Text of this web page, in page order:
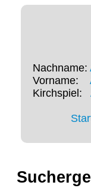
Nachname:
Vorname:
Kirchspiel: